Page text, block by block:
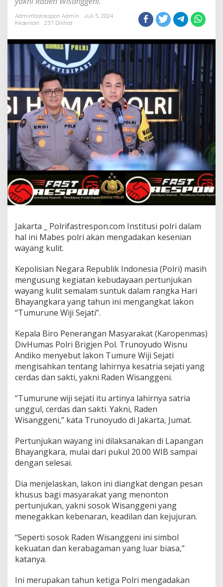
Adminfastrespon Admin
Juli 5, 2024
Kesenian
257 Dilihat
Jakarta _ Polrifastrespon.com Institusi polri dalam
hal ini Mabes polri akan mengadakan kesenian
wayang kulit.
Kepolisian Negara Republik Indonesia (Polri) masih
mengusung kegiatan kebudayaan pertunjukan
wayang kulit semalam suntuk dalam rangka Hari
Bhayangkara yang tahun ini mengangkat lakon
“Tumurune Wiji Sejati”.
Kepala Biro Penerangan Masyarakat (Karopenmas)
DivHumas Polri Brigjen Pol. Trunoyudo Wisnu
Andiko menyebut lakon Tumure Wiji Sejati
mengisahkan tentang lahirnya kesatria sejati yang
cerdas dan sakti, yakni Raden Wisanggeni.
“Tumurune wiji sejati itu artinya lahirnya satria
unggul, cerdas dan sakti. Yakni, Raden
Wisanggeni,” kata Trunoyudo di Jakarta, Jumat.
Pertunjukan wayang ini dilaksanakan di Lapangan
Bhayangkara, mulai dari pukul 20.00 WIB sampai
dengan selesai.
Dia menjelaskan, lakon ini diangkat dengan pesan
khusus bagi masyarakat yang menonton
pertunjukan, yakni sosok Wisanggeni yang
menegakkan kebenaran, keadilan dan kejujuran.
“Seperti sosok Raden Wisanggeni ini simbol
kekuatan dan kerabagaman yang luar biasa,”
katanya.
Ini merupakan tahun ketiga Polri mengadakan